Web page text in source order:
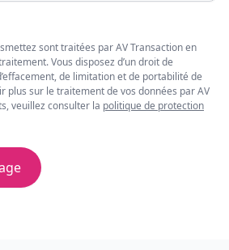
sont traitées par AV Transaction en
Vous disposez d’un droit de
de limitation et de portabilité de
plus sur le traitement de vos données par AV
veuillez consulter la politique de protection